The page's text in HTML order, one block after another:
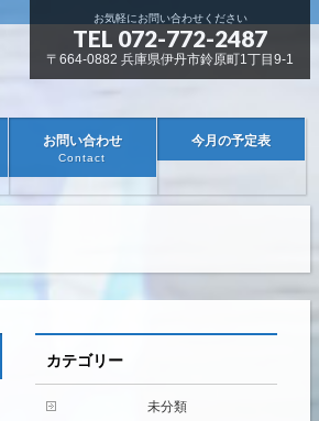
お気軽にお問い合わせください
TEL 072-772-2487
〒664-0882 兵庫県伊丹市鈴原町1丁目9-1
お問い合わせ
Contact
今月の予定表
カテゴリー
未分類